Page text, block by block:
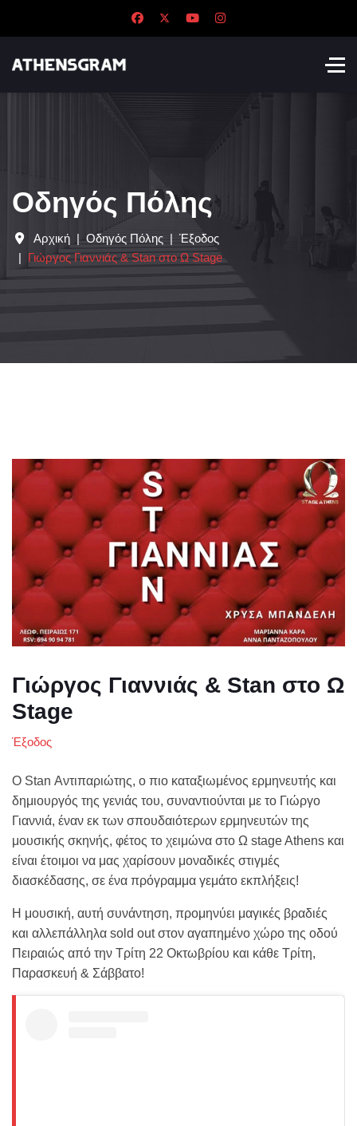
Οδηγός Πόλης
Αρχική Οδηγός Πόλης
Έξοδος
Γιώργος Γιαννιάς & Stan στο Ω Stage
Γιώργος Γιαννιάς & Stan στο Ω
Stage
Έξοδος
Ο Stan Αντιπαριώτης, ο πιο καταξιωμένος ερμηνευτής και
δημιουργός της γενιάς του, συναντιούνται με το Γιώργο
Γιαννιά, έναν εκ των σπουδαιότερων ερμηνευτών της
μουσικής σκηνής, φέτος το χειμώνα στο Ω stage Athens και
είναι έτοιμοι να μας χαρίσουν μοναδικές στιγμές
διασκέδασης, σε ένα πρόγραμμα γεμάτο εκπλήξεις!
Η μουσική, αυτή συνάντηση, προμηνύει μαγικές βραδιές
και αλλεπάλληλα sold out στον αγαπημένο χώρο της οδού
Πειραιώς από την Τρίτη 22 Οκτωβρίου και κάθε Τρίτη,
Παρασκευή & Σάββατο!